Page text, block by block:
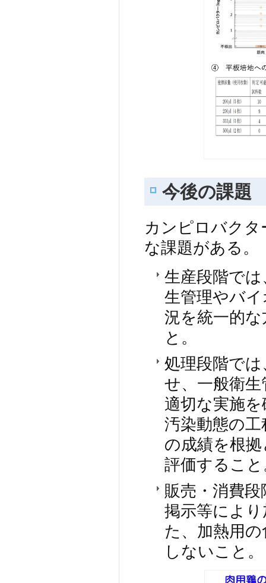
今後の課題
カンピロバク
な課題がある。
生産段階で
生管理やバ
況を統一的
と。
処理段階で
せ、一般衛
適切な実施
汚染動態の
の成績を根
評価するこ
販売・消費
掲示等によ
た、加熱用
しないこと。